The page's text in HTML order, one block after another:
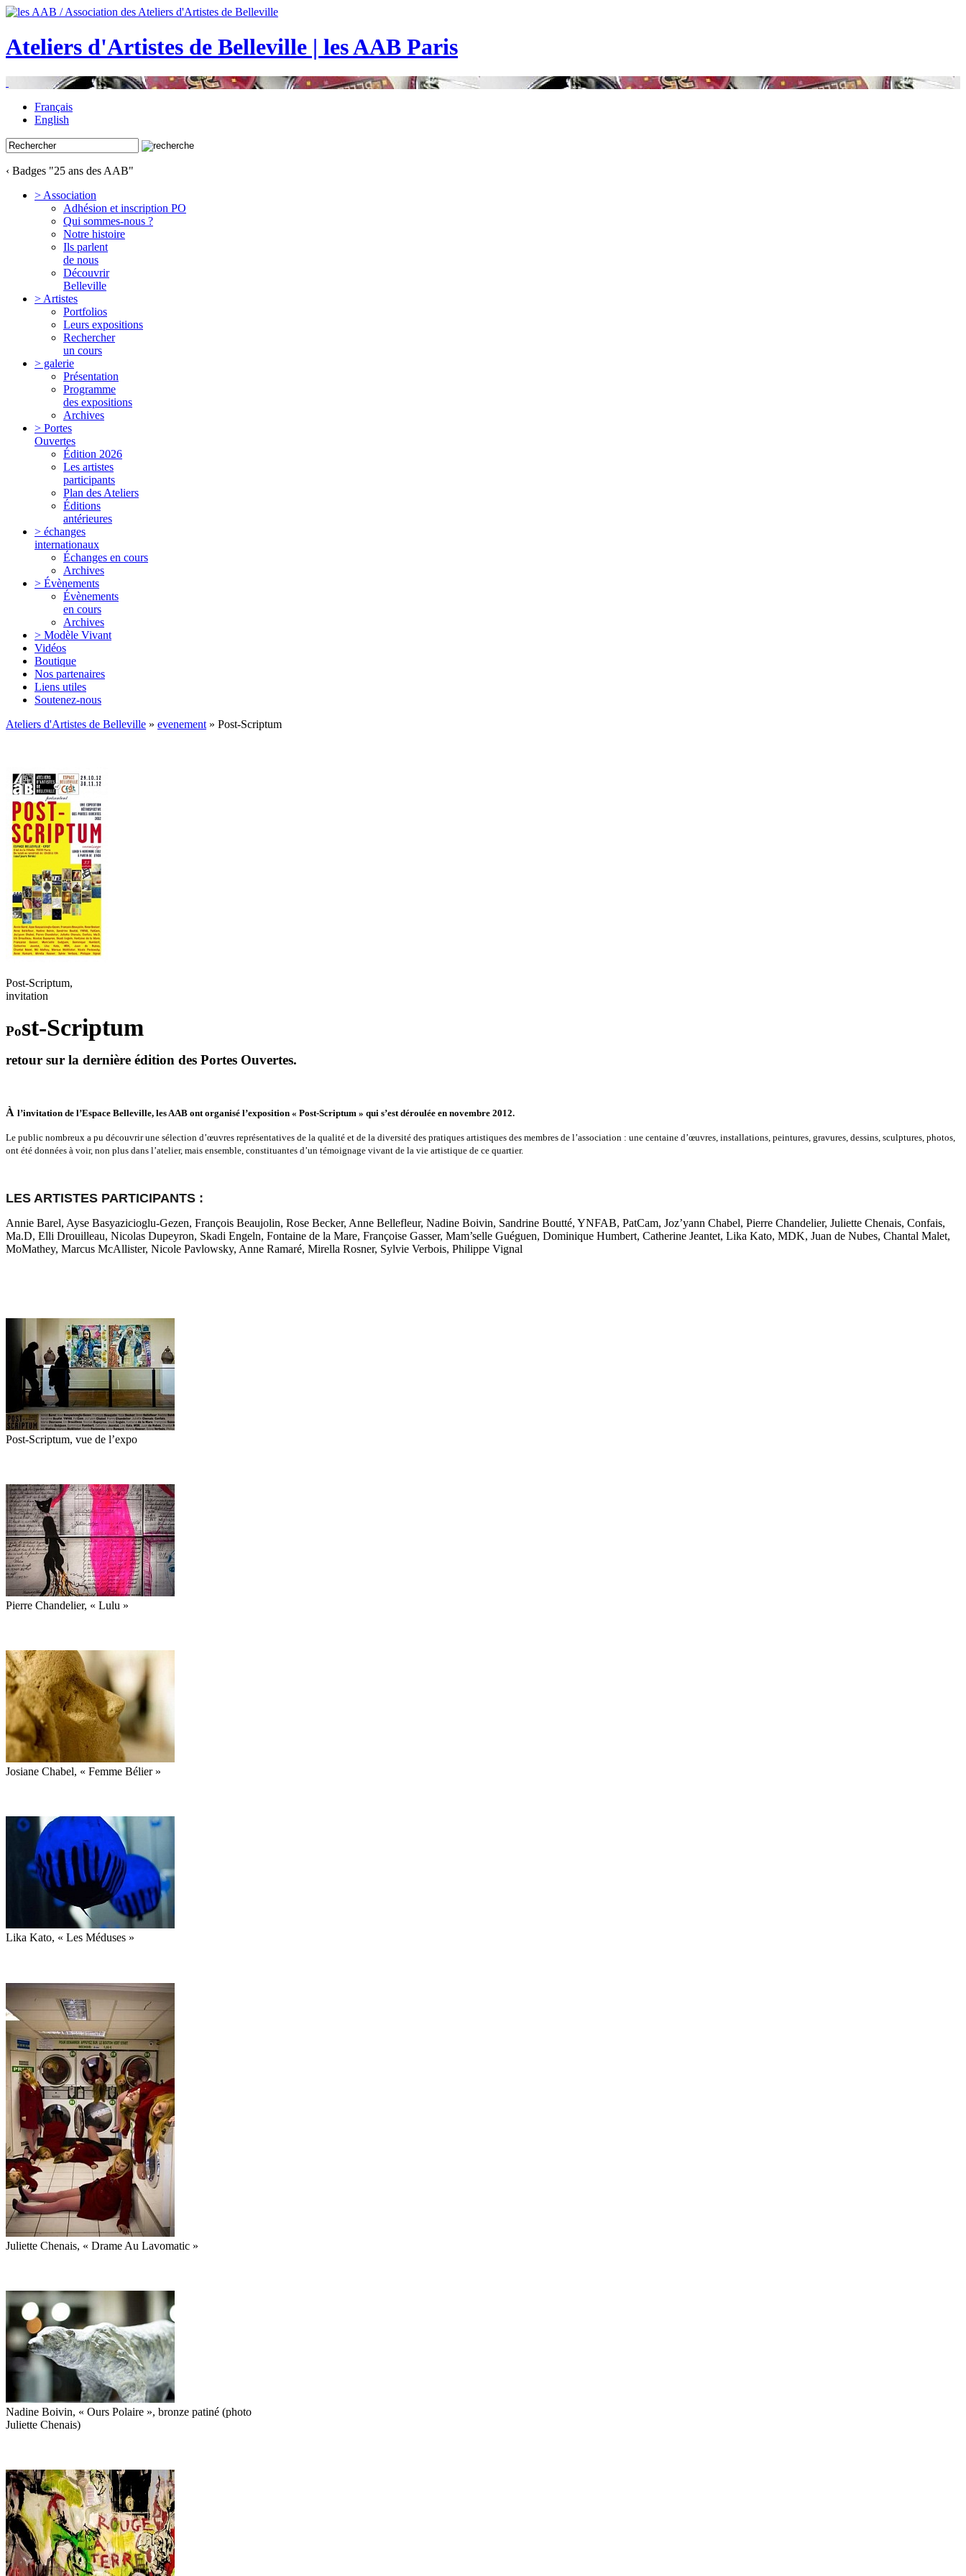
Ateliers d'Artistes de Belleville | les AAB Paris
Français
English
‹ Badges "25 ans des AAB"
> Association
Adhésion et inscription PO
Qui sommes-nous ?
Notre histoire
Ils parlent
de nous
Découvrir
Belleville
> Artistes
Portfolios
Leurs expositions
Rechercher
un cours
> galerie
Présentation
Programme
des expositions
Archives
> Portes
Ouvertes
Édition 2026
Les artistes
participants
Plan des Ateliers
Éditions
antérieures
> échanges
internationaux
Échanges en cours
Archives
> Évènements
Évènements
en cours
Archives
> Modèle Vivant
Vidéos
Boutique
Nos partenaires
Liens utiles
Soutenez-nous
Ateliers d'Artistes de Belleville » evenement » Post-Scriptum
Post-Scriptum,
invitation
Post-Scriptum
retour sur la dernière édition des Portes Ouvertes.
À l’invitation de l’Espace Belleville, les AAB ont organisé l’exposition « Post-Scriptum » qui s’est déroulée en novembre 2012.
Le public nombreux a pu découvrir une sélection d’œuvres représentatives de la qualité et de la diversité des pratiques artistiques des membres de l’association : une centaine d’œuvres, installations, peintures, gravures, dessins, sculptures, photos,
ont été données à voir, non plus dans l’atelier, mais ensemble, constituantes d’un témoignage vivant de la vie artistique de ce quartier.
LES ARTISTES PARTICIPANTS :
Annie Barel, Ayse Basyazicioglu-Gezen, François Beaujolin, Rose Becker, Anne Bellefleur, Nadine Boivin, Sandrine Boutté, YNFAB, PatCam, Joz’yann Chabel, Pierre Chandelier, Juliette Chenais, Confais,
Ma.D, Elli Drouilleau, Nicolas Dupeyron, Skadi Engeln, Fontaine de la Mare, Françoise Gasser, Mam’selle Guéguen, Dominique Humbert, Catherine Jeantet, Lika Kato, MDK, Juan de Nubes, Chantal Malet,
MoMathey, Marcus McAllister, Nicole Pavlowsky, Anne Ramaré, Mirella Rosner, Sylvie Verbois, Philippe Vignal
Post-Scriptum, vue de l’expo
Pierre Chandelier, « Lulu »
Josiane Chabel, « Femme Bélier »
Lika Kato, « Les Méduses »
Juliette Chenais, « Drame Au Lavomatic »
Nadine Boivin, « Ours Polaire », bronze patiné (photo
Juliette Chenais)